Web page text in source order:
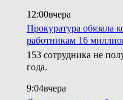
12:00вчера
Прокуратура обязала
работникам 16
153 сотрудника не
года.
9:04вчера